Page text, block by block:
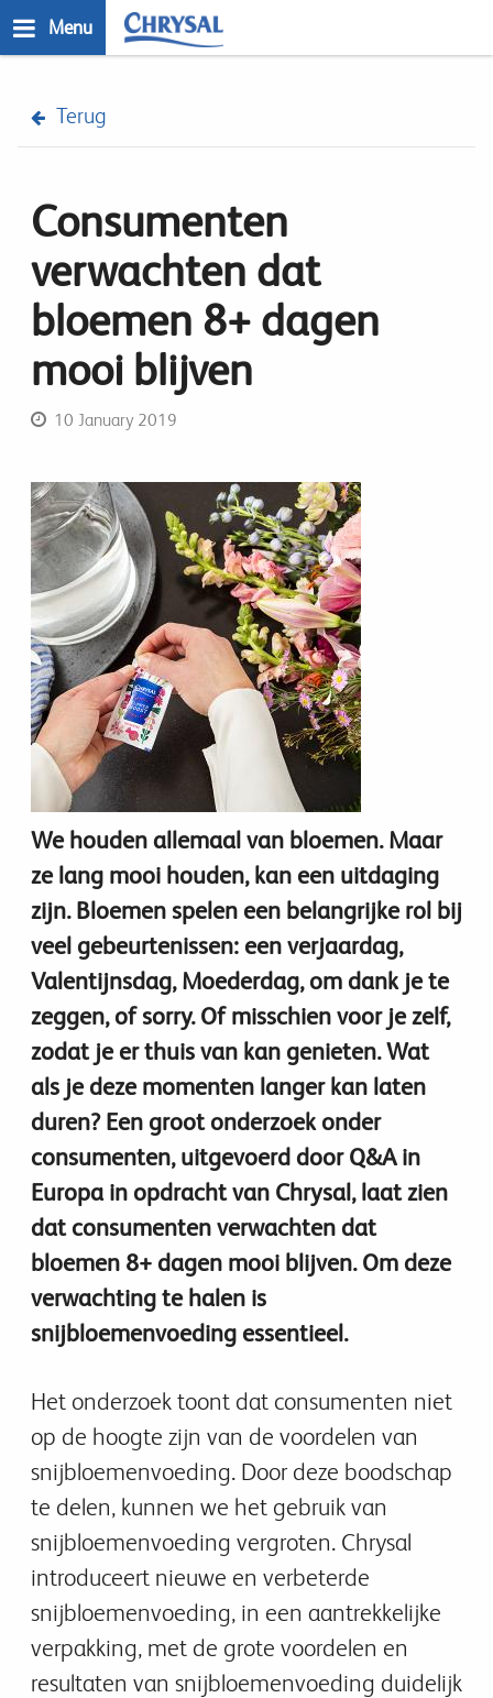
to
Menu
Terug
Consumenten
verwachten dat
bloemen 8+ dagen
mooi blijven
10 January 2019
We houden allemaal van bloemen. Maar
ze lang mooi houden, kan een uitdaging
zijn. Bloemen spelen een belangrijke rol bij
veel gebeurtenissen: een verjaardag,
Valentijnsdag, Moederdag, om dank je te
zeggen, of sorry. Of misschien voor je zelf,
zodat je er thuis van kan genieten. Wat
als je deze momenten langer kan laten
duren? Een groot onderzoek onder
consumenten, uitgevoerd door Q&A in
Europa in opdracht van Chrysal, laat zien
dat consumenten verwachten dat
bloemen 8+ dagen mooi blijven. Om deze
verwachting te halen is
snijbloemenvoeding essentieel.
Het onderzoek toont dat consumenten niet
op de hoogte zijn van de voordelen van
snijbloemenvoeding. Door deze boodschap
te delen, kunnen we het gebruik van
snijbloemenvoeding vergroten. Chrysal
introduceert nieuwe en verbeterde
snijbloemenvoeding, in een aantrekkelijke
verpakking, met de grote voordelen en
resultaten van snijbloemenvoeding duidelijk